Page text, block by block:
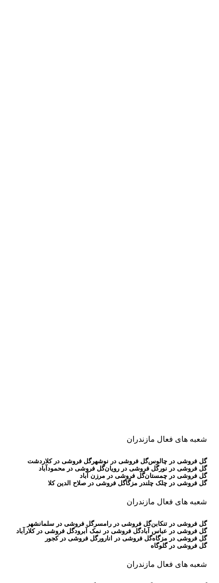
شعبه های فعال مازندران
گل فروشی در چالوسگل فروشی در نوشهرگل فروشی در کلاردشت
گل فروشی در نورگل فروشی در رویانگل فروشی در محمودآباد
گل فروشی در چمستانگل فروشی در مرزن آباد
گل فروشی در چلک چلندر مزگاگل فروشی در صلاح الدین کلا
شعبه های فعال مازندران
گل فروشی در تنکابنگل فروشی در رامسرگل فروشی در سلمانشهر
گل فروشی در عباس آبادگل فروشی در نمک آبرودگل فروشی در کلارآباد
گل فروشی در مزگاهگل فروشی در انارورگل فروشی در کجور
گل فروشی در گلوگاه
شعبه های فعال مازندران